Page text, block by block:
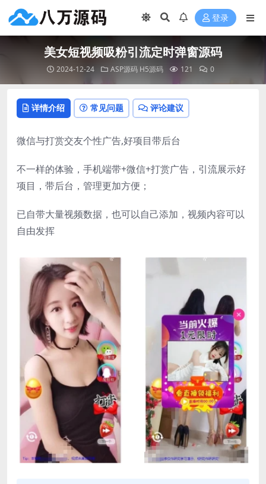
登录
美女短视频吸粉引流定时弹窗源码
2024-12-24 ASP源码 H5源码 121 0
详情介绍 常见问题 评论建议
微信与打赏交友个性广告,好项目带后台
不一样的体验，手机端带+微信+打赏广告，引流展示好
项目，带后台，管理更加方便；
已自带大量视频数据，也可以自己添加，视频内容可以
自由发挥